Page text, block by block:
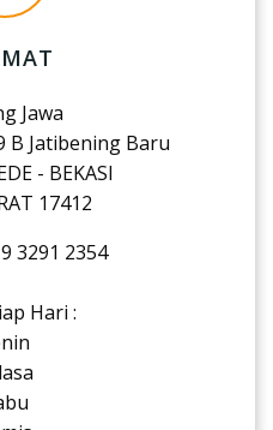
Jawa
B Jatibening Baru
- BEKASI
17412
3291 2354
Hari :